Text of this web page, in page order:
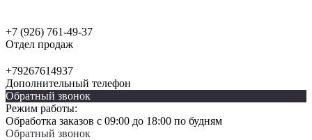
+7 (926) 761-49-37
Отдел продаж
+79267614937
Дополнительный телефон
Обратный звонок
Режим работы:
Обработка заказов с 09:00 до 18:00 по будням
Обратный звонок